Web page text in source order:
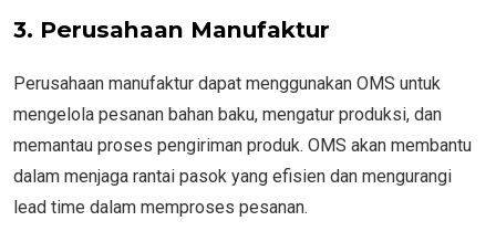
3. Perusahaan Manufaktur
Perusahaan manufaktur dapat menggunakan OMS untuk
mengelola pesanan bahan baku, mengatur produksi, dan
memantau proses pengiriman produk. OMS akan membantu
dalam menjaga rantai pasok yang efisien dan mengurangi
lead time dalam memproses pesanan.